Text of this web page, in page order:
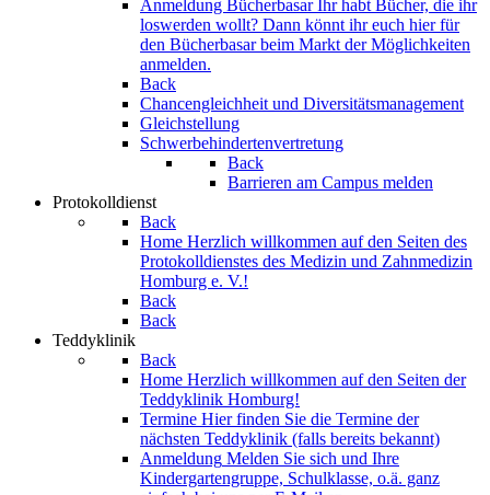
Anmeldung Bücherbasar Ihr habt Bücher, die ihr
loswerden wollt? Dann könnt ihr euch hier für
den Bücherbasar beim Markt der Möglichkeiten
anmelden.
Back
Chancengleichheit und Diversitätsmanagement
Gleichstellung
Schwerbehindertenvertretung
Back
Barrieren am Campus melden
Protokolldienst
Back
Home Herzlich willkommen auf den Seiten des
Protokolldienstes des Medizin und Zahnmedizin
Homburg e. V.!
Back
Back
Teddyklinik
Back
Home Herzlich willkommen auf den Seiten der
Teddyklinik Homburg!
Termine Hier finden Sie die Termine der
nächsten Teddyklinik (falls bereits bekannt)
Anmeldung Melden Sie sich und Ihre
Kindergartengruppe, Schulklasse, o.ä. ganz